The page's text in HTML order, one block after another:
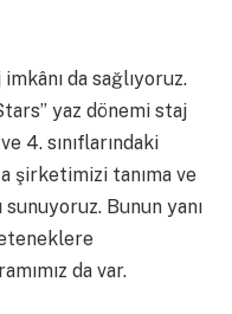
da sağlıyoruz.
yaz dönemi staj
4. sınıflarındaki
şirketimizi tanıma ve
Bunun yanı
da var.